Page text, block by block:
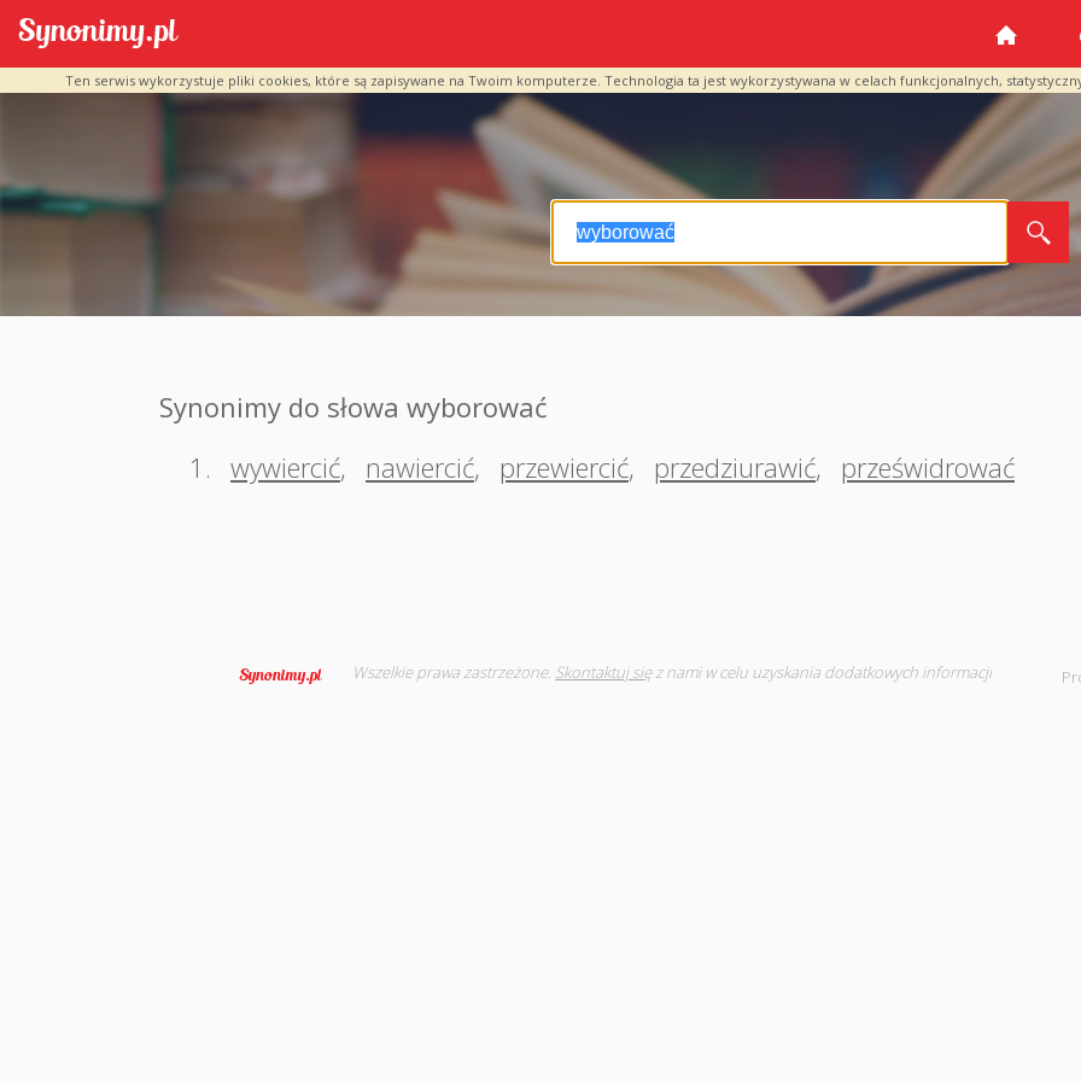
Ten serwis wykorzystuje pliki cookies, które są zapisywane na Twoim komputerze. Technologia ta jest wykorzystywana w celach funkcjonalnych,
Synonimy do słowa wyborować
1. wywiercić, nawiercić, przewiercić, przedziurawić, prześwidrować
Wszelkie prawa zastrzeżone. Skontaktuj sięz nami w celu uzyskania dodatkowych informacji